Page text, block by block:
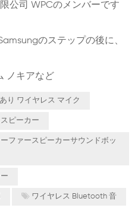
公司 WPCのメンバーです
のステップの後に、
ノキアなど
り ワイヤレス マイク
ピーカー
ファースピーカーサウンドボッ
ワイヤレス Bluetooth 音